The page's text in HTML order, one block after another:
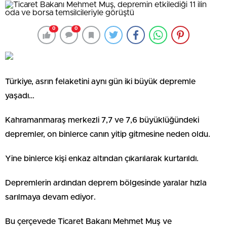
0 0
Türkiye, asrın felaketini aynı gün iki büyük depremle
yaşadı…
Kahramanmaraş merkezli 7,7 ve 7,6 büyüklüğündeki
depremler, on binlerce canın yitip gitmesine neden oldu.
Yine binlerce kişi enkaz altından çıkarılarak kurtarıldı.
Depremlerin ardından deprem bölgesinde yaralar hızla
sarılmaya devam ediyor.
Bu çerçevede Ticaret Bakanı Mehmet Muş ve